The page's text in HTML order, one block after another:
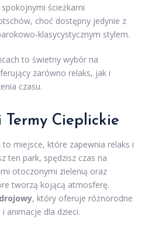
ścieżkami
choć dostępny jedynie z
klasycystycznym stylem.
to świetny wybór na
zarówno relaks, jak i
czasu.
Cieplickie
to miejsce, które zapewnia relaks i
ten park, spędzisz czas na
otoczonymi zielenią oraz
tworzą kojącą atmosferę.
, który oferuje różnorodne
animacje dla dzieci.